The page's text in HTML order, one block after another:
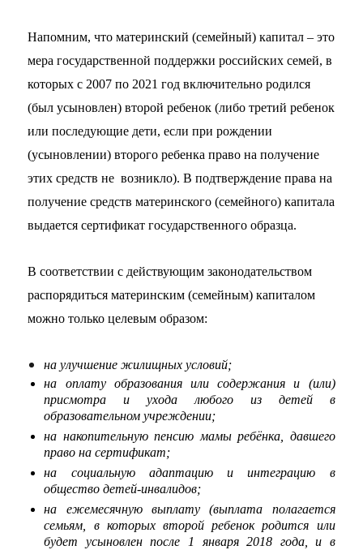
Напомним, что материнский (семейный) капитал – это
мера государственной поддержки российских семей, в
которых с 2007 по 2021 год включительно родился
(был усыновлен) второй ребенок (либо третий ребенок
или последующие дети, если при рождении
(усыновлении) второго ребенка право на получение
этих средств не возникло). В подтверждение права на
получение средств материнского (семейного) капитала
выдается сертификат государственного образца.
В соответствии с действующим законодательством
распорядиться материнским (семейным) капиталом
можно только целевым образом:
на улучшение жилищных условий;
на оплату образования или содержания и (или)
присмотра и ухода любого из детей в
образовательном учреждении;
на накопительную пенсию мамы ребёнка, давшего
право на сертификат;
на социальную адаптацию и интеграцию в
общество детей-инвалидов;
на ежемесячную выплату (выплата полагается
семьям, в которых второй ребенок родится или
будет усыновлен после 1 января 2018 года, и в